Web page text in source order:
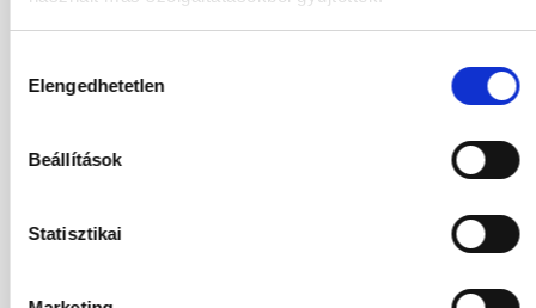
kiválasztása
Elengedhetetlen
Beállítások
Statisztikai
Válasszon szobá